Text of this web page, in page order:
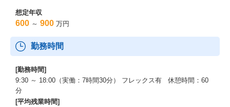
想定年収
600 ～ 900 万円
勤務時間
[勤務時間]
9:30 ～ 18:00（実働：7時間30分） フレックス有 休憩時間：60
分
[平均残業時間]